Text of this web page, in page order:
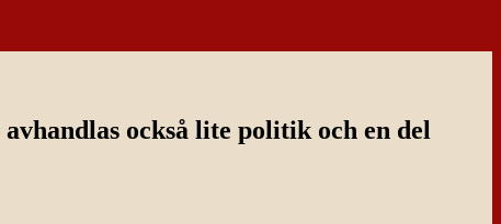
också lite politik och en del